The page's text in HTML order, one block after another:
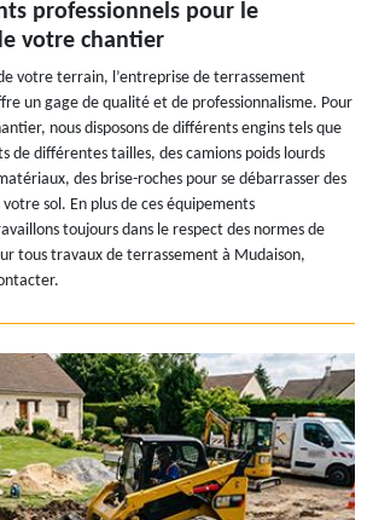
professionnels pour le
votre chantier
votre terrain, l’entreprise de terrassement
un gage de qualité et de professionnalisme. Pour
nous disposons de différents engins tels que
de différentes tailles, des camions poids lourds
des brise-roches pour se débarrasser des
sol. En plus de ces équipements
toujours dans le respect des normes de
tous travaux de terrassement à Mudaison,